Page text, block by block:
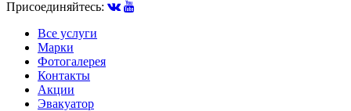
Присоединяйтесь:
Все услуги
Марки
Фотогалерея
Контакты
Акции
Эвакуатор